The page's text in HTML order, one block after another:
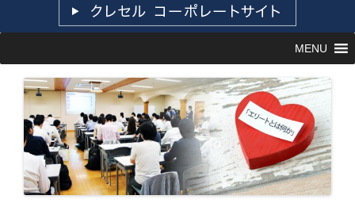
ン
ツ
へ
ス
ッ
プ
MENU